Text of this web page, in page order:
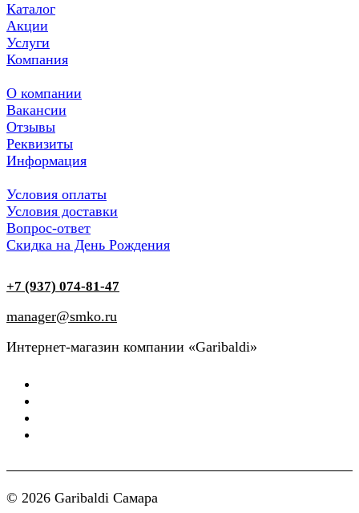
Каталог
Акции
Услуги
Компания
О компании
Вакансии
Отзывы
Реквизиты
Информация
Условия оплаты
Условия доставки
Вопрос-ответ
Скидка на День Рождения
+7 (937) 074-81-47
manager@smko.ru
Интернет-магазин компании «Garibaldi»
© 2026 Garibaldi Самара